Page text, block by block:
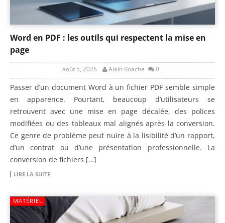
Word en PDF : les outils qui respectent la mise en
page
août 5, 2026 Alain Roache 0
Passer d’un document Word à un fichier PDF semble simple
en apparence. Pourtant, beaucoup d’utilisateurs se
retrouvent avec une mise en page décalée, des polices
modifiées ou des tableaux mal alignés après la conversion.
Ce genre de problème peut nuire à la lisibilité d’un rapport,
d’un contrat ou d’une présentation professionnelle. La
conversion de fichiers […]
LIRE LA SUITE
MATÉRIEL